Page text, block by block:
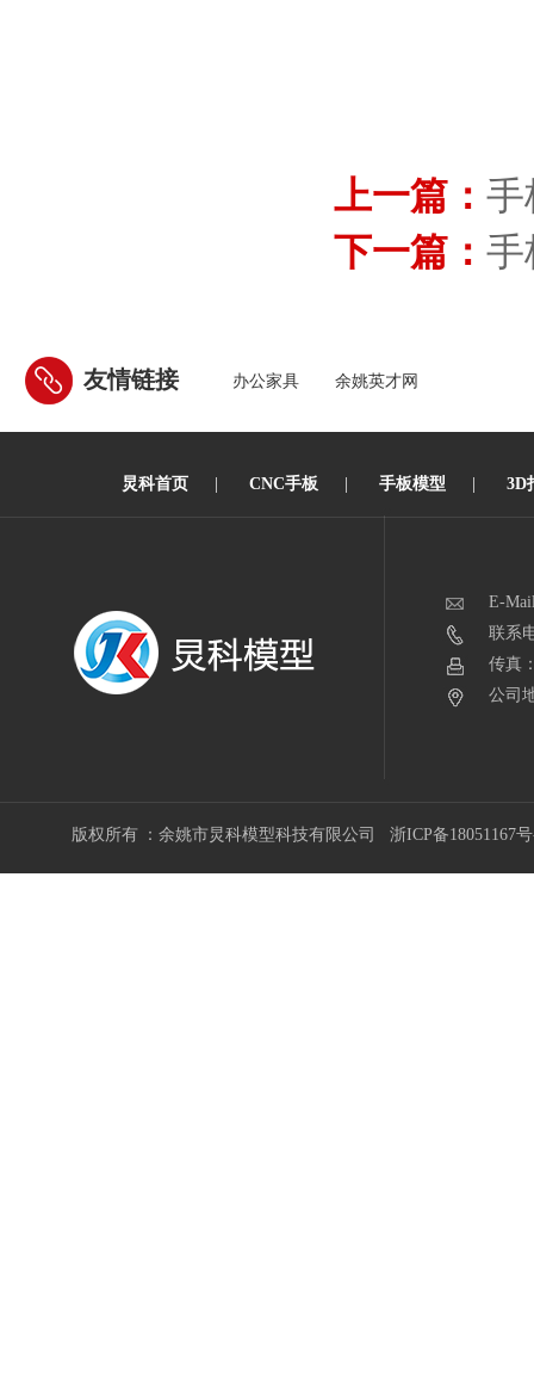
上一篇： 手
下一篇： 手
友情链接 办公家具 余姚英才网
炅科首页 CNC手板 手板模型 3D
E-
联系
传真
公司
版权所有 ：余姚市炅科模型科技有限公司 浙ICP备18051167